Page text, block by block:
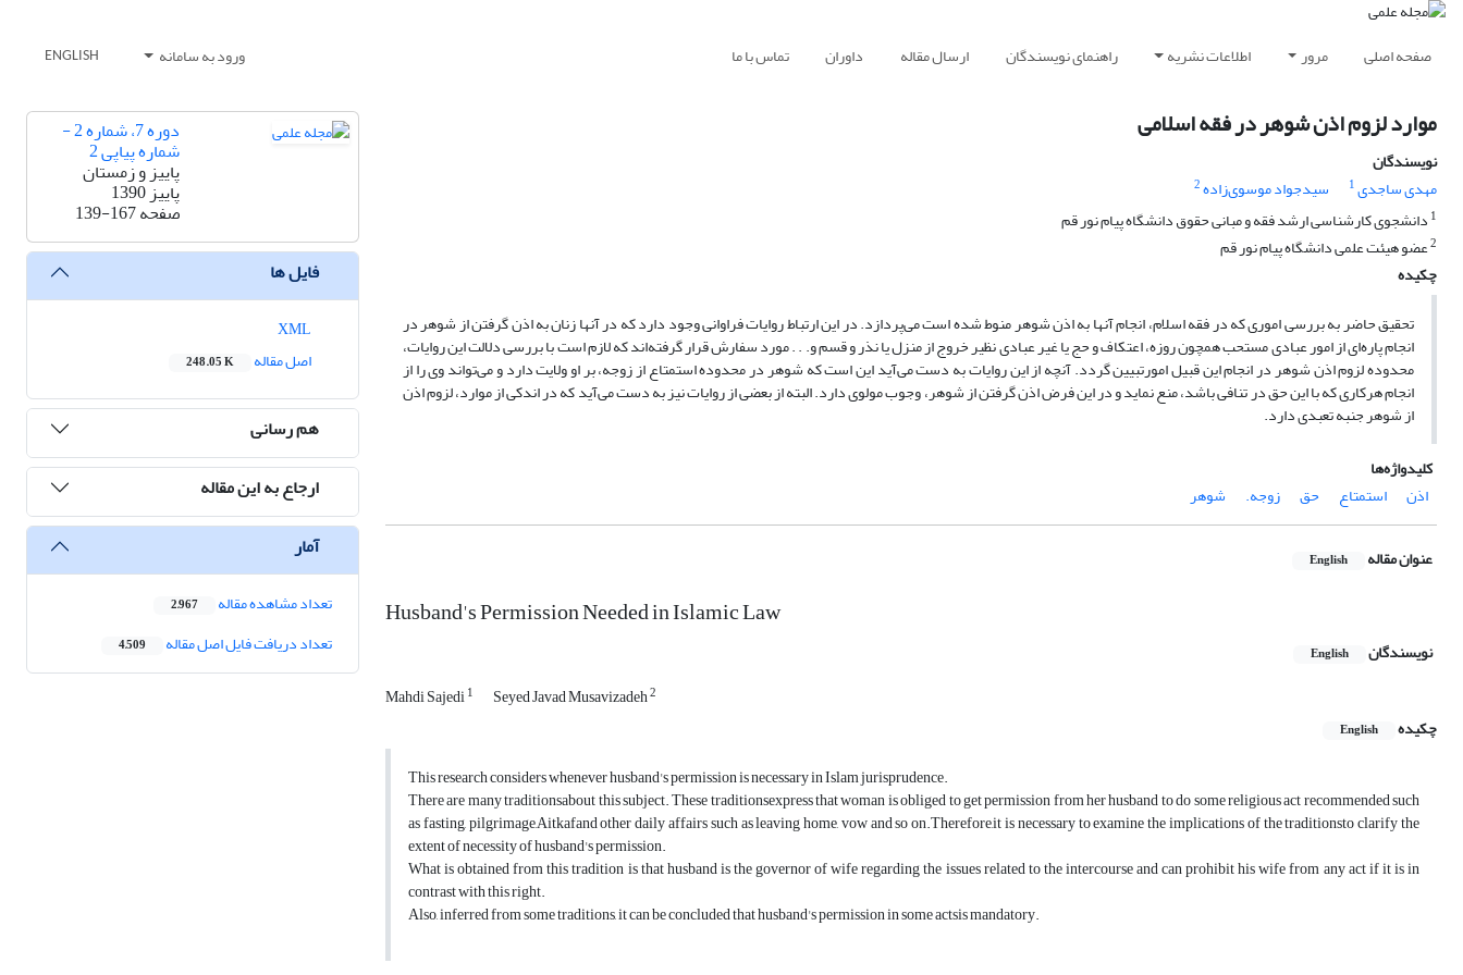
صفحه اصلی مرور اطلاعات نشریه راهنمای نویسندگان ارسال مقاله داوران تماس با ما ورود به سامانه ENGLISH
موارد لزوم اذن شوهر در فقه اسلامی
نویسندگان
مهدی ساجدی1 سیدجواد موسوی‌زاده2
1 دانشجوی کارشناسی ارشد فقه و مبانی حقوق دانشگاه پیام نور قم
2عضو هیئت علمی دانشگاه پیام نور قم
چکیده
تحقیق حاضر به بررسی اموری که در فقه اسلام، انجام آنها به اذن شوهر منوط شده است می‌پردازد. در این ارتباط روایات فراوانی وجود دارد که در آنها زنان به اذن گرفتن از شوهر در
انجام پاره‌ای از امور عبادی مستحب همچون روزه، اعتکاف و حج یا غیر عبادی نظیر خروج از منزل یا نذر و قسم و. . . مورد سفارش قرار گرفته‌اند که لازم است با بررسی دلالت این روایات،
محدوده لزوم اذن شوهر در انجام این قبیل امورتبیین گردد. آنچه از این روایات به دست می‌آید این است که شوهر در محدوده استمتاع از زوجه، بر او ولایت دارد و می‌تواند وی را از
انجام هرکاری که با این حق در تنافی باشد، منع نماید و در این فرض اذن گرفتن از شوهر، وجوب مولوی دارد. البته از بعضی از روایات نیز به دست می‌آید که در اندکی از موارد، لزوم اذن
از شوهر جنبه تعبدی دارد.
کلیدواژه‌ها
اذن
استمتاع حق زوجه. شوهر
عنوان مقاله English
Husband's Permission Needed in Islamic Law
نویسندگان English
Mahdi Sajedi1 Seyed Javad Musavizadeh2
چکیده English
This research considers whenever husband's permission is necessary in Islam jurisprudence.
There are many traditionsabout this subject. These traditionsexpress that woman is obliged to get permission from her husband to do some religious act recommended such
as fasting, pilgrimage,Aitkafand other daily affairs such as leaving home, vow and so on.Therefore,it is necessary to examine the implications of the traditionsto clarify the
extent of necessity of husband's permission.
What is obtained from this tradition is that husband is the governor of wife regarding the issues related to the intercourse and can prohibit his wife from any act if it is in
contrast with this right.
Also, inferred from some traditions, it can be concluded that husband's permission in some actsis mandatory.
دوره 7، شماره 2 -
شماره پیاپی 2
پاییز و زمستان
پاییز 1390
صفحه139-167
فایل ها
اصل مقاله
248.05 K
هم رسانی
ارجاع به این مقاله
آمار
تعداد مشاهده مقاله 2,967
تعداد دریافت فایل اصل مقاله 4,509